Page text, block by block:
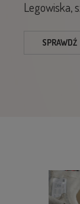
Legowiska,
SPRAWDŹ